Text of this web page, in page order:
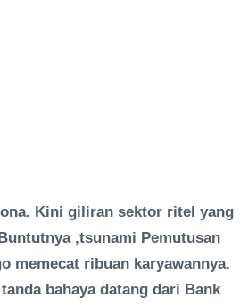
Kini giliran sektor ritel yang
,tsunami Pemutusan
memecat ribuan karyawannya.
bahaya datang dari Bank